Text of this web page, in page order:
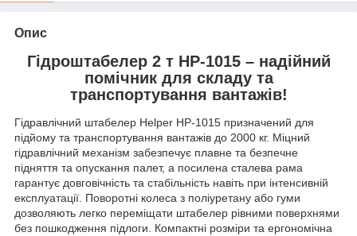
Опис
Гідроштабелер 2 т HP-1015 – надійний
помічник для складу та
транспортування вантажів!
Гідравлічний штабелер Helper HP-1015 призначений для
підйому та транспортування вантажів до 2000 кг. Міцний
гідравлічний механізм забезпечує плавне та безпечне
підняття та опускання палет, а посилена сталева рама
гарантує довговічність та стабільність навіть при інтенсивній
експлуатації. Поворотні колеса з поліуретану або гуми
дозволяють легко переміщати штабелер рівними поверхнями
без пошкодження підлоги. Компактні розміри та ергономічна